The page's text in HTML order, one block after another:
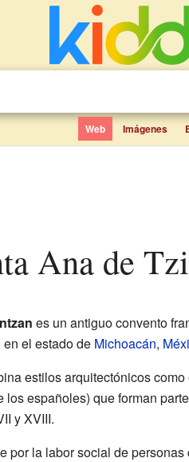
Web Imágenes
Ana de
es un antiguo convento
en el estado de Michoacán,
estilos arquitectónicos como
españoles) que forman
y XVIII.
por la labor social de